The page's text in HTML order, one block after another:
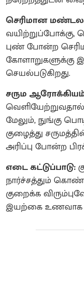
செரிமான மண்டலப்
வயிற்றுப்போக்கு,
புண் போன்ற
கோளாறுகளுக்கு
செயல்படுகிறது.
சரும
வெளியேற்றுவதால்
மேலும், நுங்கு
குழைத்து
அரிப்பு போன்ற
எடை கட்டுப்பாடு:
நார்ச்சத்தும்
குறைக்க
இயற்கை உணவாக